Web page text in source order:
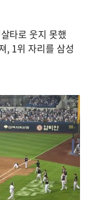
타로 웃지 못했
, 1위 자리를 삼성